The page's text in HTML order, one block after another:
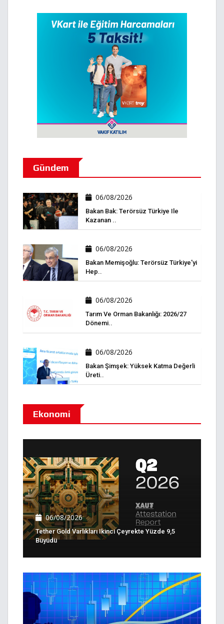
Gündem
06/08/2026
Bakan Bak: Terörsüz Türkiye Ile
Kazanan ..
06/08/2026
Bakan Memişoğlu: Terörsüz Türkiye'yi
Hep..
06/08/2026
Tarım Ve Orman Bakanlığı: 2026/27
Dönemi..
06/08/2026
Bakan Şimşek: Yüksek Katma Değerli
Üreti..
Ekonomi
06/08/2026
Tether Gold Varlıkları Ikinci Çeyrekte Yüzde 9,5
Büyüdü